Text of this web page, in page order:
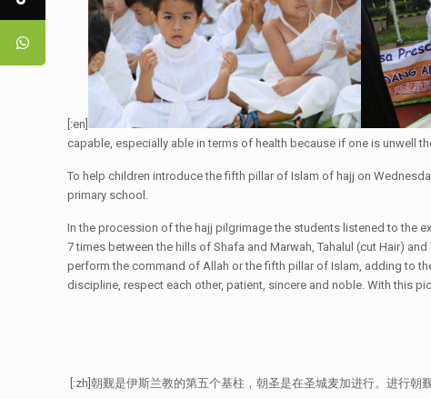
[:en]
capable, especially able in terms of health because if one is unwell
To help children introduce the fifth pillar of Islam of hajj on
primary school.
In the procession of the hajj pilgrimage the students listened to the
7 times between the hills of Shafa and Marwah, Tahalul (cut Hair)
perform the command of Allah or the fifth pillar of Islam, adding to
discipline, respect each other, patient, sincere and noble. With this
[:zh]朝觐是伊斯兰教的第五个基柱，朝圣是在圣城麦加进行。进行